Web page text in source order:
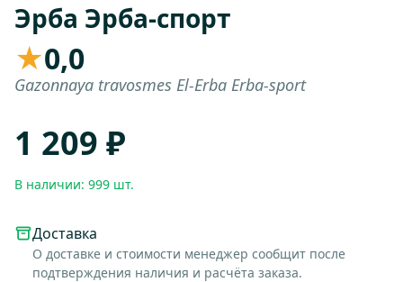
Эрба Эрба-спорт
★0,0
Gazonnaya travosmes El-Erba Erba-sport
1 209 ₽
В наличии: 999 шт.
Доставка
О доставке и стоимости менеджер сообщит после
подтверждения наличия и расчёта заказа.